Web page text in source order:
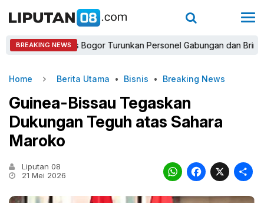
BREAKING NEWS
Kapolres Bogor Turunkan Personel Gabungan dan Brimob,
Home Berita Utama • Bisnis • Breaking News
Guinea-Bissau Tegaskan
Dukungan Teguh atas Sahara
Maroko
Liputan 08
21 Mei 2026
X